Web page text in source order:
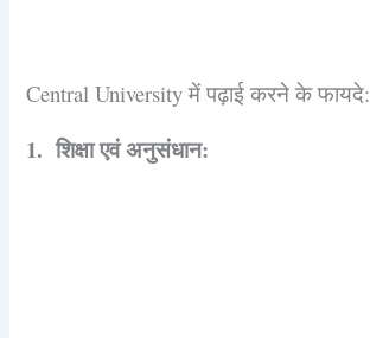
Central University में पढ़ाई करने के फायदे:
1. शिक्षा एवं अनुसंधान: